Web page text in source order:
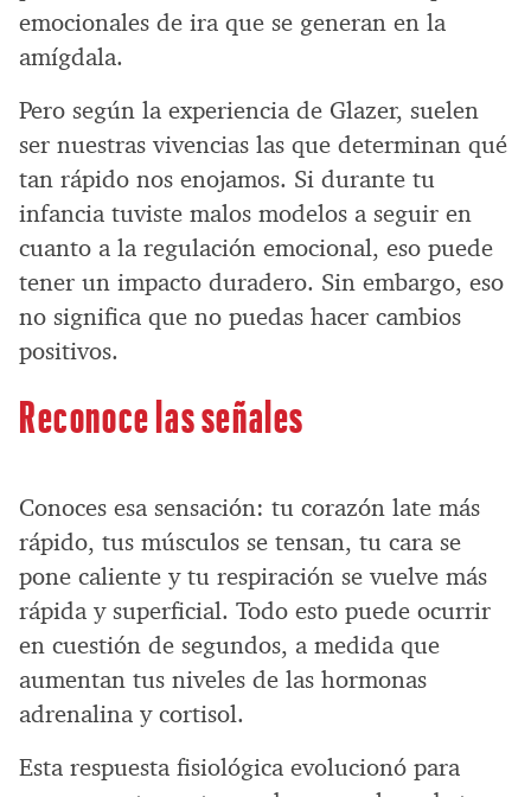
emocionales de ira que se generan en la
amígdala.
Pero según la experiencia de Glazer, suelen
ser nuestras vivencias las que determinan qué
tan rápido nos enojamos. Si durante tu
infancia tuviste malos modelos a seguir en
cuanto a la regulación emocional, eso puede
tener un impacto duradero. Sin embargo, eso
no significa que no puedas hacer cambios
positivos.
Reconoce las señales
Conoces esa sensación: tu corazón late más
rápido, tus músculos se tensan, tu cara se
pone caliente y tu respiración se vuelve más
rápida y superficial. Todo esto puede ocurrir
en cuestión de segundos, a medida que
aumentan tus niveles de las hormonas
adrenalina y cortisol.
Esta respuesta fisiológica evolucionó para